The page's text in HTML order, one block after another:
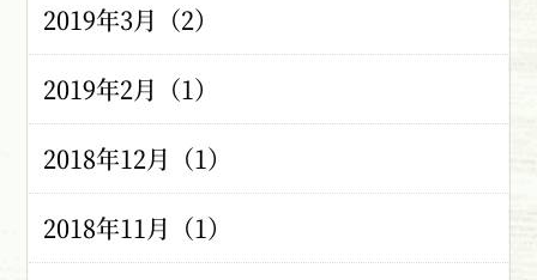
2019年3月（2）
2019年2月（1）
2018年12月（1）
2018年11月（1）